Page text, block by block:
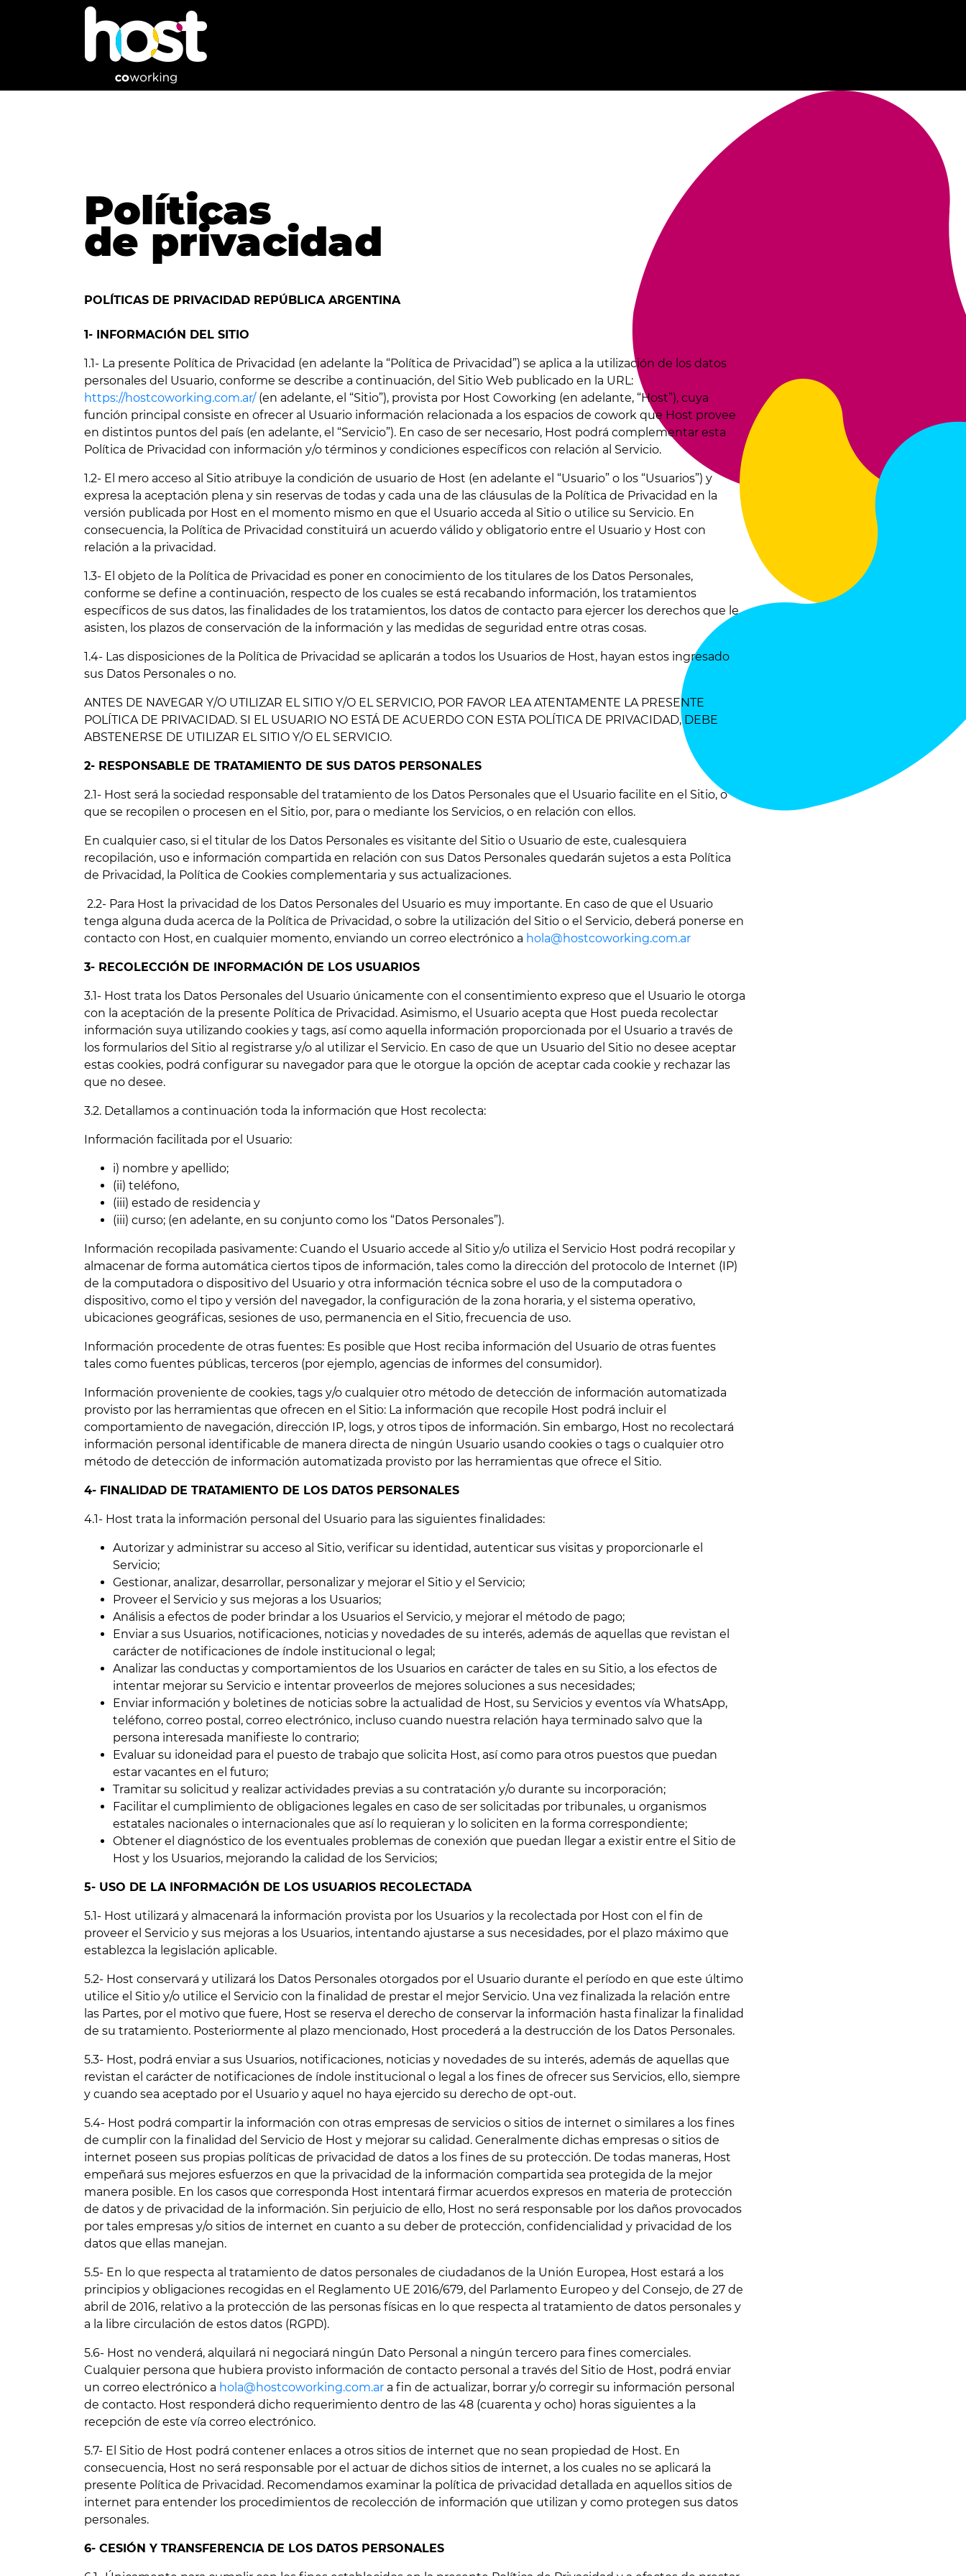
Políticas
de privacidad
POLÍTICAS DE PRIVACIDAD REPÚBLICA ARGENTINA
1- INFORMACIÓN DEL SITIO
1.1- La presente Política de Privacidad (en adelante la “Política de Privacidad”) se aplica a la utilización de los datos
personales del Usuario, conforme se describe a continuación, del Sitio Web publicado en la URL:
https://hostcoworking.com.ar/(en adelante, el “Sitio”), provista por Host Coworking (en adelante, “Host”), cuya
función principal consiste en ofrecer al Usuario información relacionada a los espacios de cowork que Host provee
en distintos puntos del país (en adelante, el “Servicio”). En caso de ser necesario, Host podrá complementar esta
Política de Privacidad con información y/o términos y condiciones específicos con relación al Servicio.
1.2- El mero acceso al Sitio atribuye la condición de usuario de Host (en adelante el “Usuario” o los “Usuarios”) y
expresa la aceptación plena y sin reservas de todas y cada una de las cláusulas de la Política de Privacidad en la
versión publicada por Host en el momento mismo en que el Usuario acceda al Sitio o utilice su Servicio. En
consecuencia, la Política de Privacidad constituirá un acuerdo válido y obligatorio entre el Usuario y Host con
relación a la privacidad.
1.3- El objeto de la Política de Privacidad es poner en conocimiento de los titulares de los Datos Personales,
conforme se define a continuación, respecto de los cuales se está recabando información, los tratamientos
específicos de sus datos, las finalidades de los tratamientos, los datos de contacto para ejercer los derechos que le
asisten, los plazos de conservación de la información y las medidas de seguridad entre otras cosas.
1.4- Las disposiciones de la Política de Privacidad se aplicarán a todos los Usuarios de Host, hayan estos ingresado
sus Datos Personales o no.
ANTES DE NAVEGAR Y/O UTILIZAR EL SITIO Y/O EL SERVICIO, POR FAVOR LEA ATENTAMENTE LA PRESENTE
POLÍTICA DE PRIVACIDAD. SI EL USUARIO NO ESTÁ DE ACUERDO CON ESTA POLÍTICA DE PRIVACIDAD, DEBE
ABSTENERSE DE UTILIZAR EL SITIO Y/O EL SERVICIO.
2- RESPONSABLE DE TRATAMIENTO DE SUS DATOS PERSONALES
2.1- Host será la sociedad responsable del tratamiento de los Datos Personales que el Usuario facilite en el Sitio, o
que se recopilen o procesen en el Sitio, por, para o mediante los Servicios, o en relación con ellos.
En cualquier caso, si el titular de los Datos Personales es visitante del Sitio o Usuario de este, cualesquiera
recopilación, uso e información compartida en relación con sus Datos Personales quedarán sujetos a esta Política
de Privacidad, la Política de Cookies complementaria y sus actualizaciones.
2.2- Para Host la privacidad de los Datos Personales del Usuario es muy importante. En caso de que el Usuario
tenga alguna duda acerca de la Política de Privacidad, o sobre la utilización del Sitio o el Servicio, deberá ponerse en
contacto con Host, en cualquier momento, enviando un correo electrónico a hola@hostcoworking.com.ar
3- RECOLECCIÓN DE INFORMACIÓN DE LOS USUARIOS
3.1- Host trata los Datos Personales del Usuario únicamente con el consentimiento expreso que el Usuario le otorga
con la aceptación de la presente Política de Privacidad. Asimismo, el Usuario acepta que Host pueda recolectar
información suya utilizando cookies y tags, así como aquella información proporcionada por el Usuario a través de
los formularios del Sitio al registrarse y/o al utilizar el Servicio. En caso de que un Usuario del Sitio no desee aceptar
estas cookies, podrá configurar su navegador para que le otorgue la opción de aceptar cada cookie y rechazar las
que no desee.
3.2. Detallamos a continuación toda la información que Host recolecta:
Información facilitada por el Usuario:
i) nombre y apellido;
(ii) teléfono,
(iii) estado de residencia y
(iii) curso; (en adelante, en su conjunto como los “Datos Personales”).
Información recopilada pasivamente: Cuando el Usuario accede al Sitio y/o utiliza el Servicio Host podrá recopilar y
almacenar de forma automática ciertos tipos de información, tales como la dirección del protocolo de Internet (IP)
de la computadora o dispositivo del Usuario y otra información técnica sobre el uso de la computadora o
dispositivo, como el tipo y versión del navegador, la configuración de la zona horaria, y el sistema operativo,
ubicaciones geográficas, sesiones de uso, permanencia en el Sitio, frecuencia de uso.
Información procedente de otras fuentes: Es posible que Host reciba información del Usuario de otras fuentes
tales como fuentes públicas, terceros (por ejemplo, agencias de informes del consumidor).
Información proveniente de cookies, tags y/o cualquier otro método de detección de información automatizada
provisto por las herramientas que ofrecen en el Sitio: La información que recopile Host podrá incluir el
comportamiento de navegación, dirección IP, logs, y otros tipos de información. Sin embargo, Host no recolectará
información personal identificable de manera directa de ningún Usuario usando cookies o tags o cualquier otro
método de detección de información automatizada provisto por las herramientas que ofrece el Sitio.
4- FINALIDAD DE TRATAMIENTO DE LOS DATOS PERSONALES
4.1- Host trata la información personal del Usuario para las siguientes finalidades:
Autorizar y administrar su acceso al Sitio, verificar su identidad, autenticar sus visitas y proporcionarle el
Servicio;
Gestionar, analizar, desarrollar, personalizar y mejorar el Sitio y el Servicio;
Proveer el Servicio y sus mejoras a los Usuarios;
Análisis a efectos de poder brindar a los Usuarios el Servicio, y mejorar el método de pago;
Enviar a sus Usuarios, notificaciones, noticias y novedades de su interés, además de aquellas que revistan el
carácter de notificaciones de índole institucional o legal;
Analizar las conductas y comportamientos de los Usuarios en carácter de tales en su Sitio, a los efectos de
intentar mejorar su Servicio e intentar proveerlos de mejores soluciones a sus necesidades;
Enviar información y boletines de noticias sobre la actualidad de Host, su Servicios y eventos vía WhatsApp,
teléfono, correo postal, correo electrónico, incluso cuando nuestra relación haya terminado salvo que la
persona interesada manifieste lo contrario;
Evaluar su idoneidad para el puesto de trabajo que solicita Host, así como para otros puestos que puedan
estar vacantes en el futuro;
Tramitar su solicitud y realizar actividades previas a su contratación y/o durante su incorporación;
Facilitar el cumplimiento de obligaciones legales en caso de ser solicitadas por tribunales, u organismos
estatales nacionales o internacionales que así lo requieran y lo soliciten en la forma correspondiente;
Obtener el diagnóstico de los eventuales problemas de conexión que puedan llegar a existir entre el Sitio de
Host y los Usuarios, mejorando la calidad de los Servicios;
5- USO DE LA INFORMACIÓN DE LOS USUARIOS RECOLECTADA
5.1- Host utilizará y almacenará la información provista por los Usuarios y la recolectada por Host con el fin de
proveer el Servicio y sus mejoras a los Usuarios, intentando ajustarse a sus necesidades, por el plazo máximo que
establezca la legislación aplicable.
5.2- Host conservará y utilizará los Datos Personales otorgados por el Usuario durante el período en que este último
utilice el Sitio y/o utilice el Servicio con la finalidad de prestar el mejor Servicio. Una vez finalizada la relación entre
las Partes, por el motivo que fuere, Host se reserva el derecho de conservar la información hasta finalizar la finalidad
de su tratamiento. Posteriormente al plazo mencionado, Host procederá a la destrucción de los Datos Personales.
5.3- Host, podrá enviar a sus Usuarios, notificaciones, noticias y novedades de su interés, además de aquellas que
revistan el carácter de notificaciones de índole institucional o legal a los fines de ofrecer sus Servicios, ello, siempre
y cuando sea aceptado por el Usuario y aquel no haya ejercido su derecho de opt-out.
5.4- Host podrá compartir la información con otras empresas de servicios o sitios de internet o similares a los fines
de cumplir con la finalidad del Servicio de Host y mejorar su calidad. Generalmente dichas empresas o sitios de
internet poseen sus propias políticas de privacidad de datos a los fines de su protección. De todas maneras, Host
empeñará sus mejores esfuerzos en que la privacidad de la información compartida sea protegida de la mejor
manera posible. En los casos que corresponda Host intentará firmar acuerdos expresos en materia de protección
de datos y de privacidad de la información. Sin perjuicio de ello, Host no será responsable por los daños provocados
por tales empresas y/o sitios de internet en cuanto a su deber de protección, confidencialidad y privacidad de los
datos que ellas manejan.
5.5- En lo que respecta al tratamiento de datos personales de ciudadanos de la Unión Europea, Host estará a los
principios y obligaciones recogidas en el Reglamento UE 2016/679, del Parlamento Europeo y del Consejo, de 27 de
abril de 2016, relativo a la protección de las personas físicas en lo que respecta al tratamiento de datos personales y
a la libre circulación de estos datos (RGPD).
5.6- Host no venderá, alquilará ni negociará ningún Dato Personal a ningún tercero para fines comerciales.
Cualquier persona que hubiera provisto información de contacto personal a través del Sitio de Host, podrá enviar
un correo electrónico a hola@hostcoworking.com.ar a fin de actualizar, borrar y/o corregir su información personal
de contacto. Host responderá dicho requerimiento dentro de las 48 (cuarenta y ocho) horas siguientes a la
recepción de este vía correo electrónico.
5.7- El Sitio de Host podrá contener enlaces a otros sitios de internet que no sean propiedad de Host. En
consecuencia, Host no será responsable por el actuar de dichos sitios de internet, a los cuales no se aplicará la
presente Política de Privacidad. Recomendamos examinar la política de privacidad detallada en aquellos sitios de
internet para entender los procedimientos de recolección de información que utilizan y como protegen sus datos
personales.
6- CESIÓN Y TRANSFERENCIA DE LOS DATOS PERSONALES